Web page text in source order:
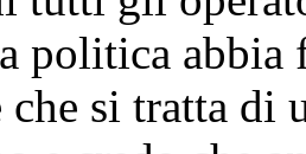
politica abbia
che si tratta di